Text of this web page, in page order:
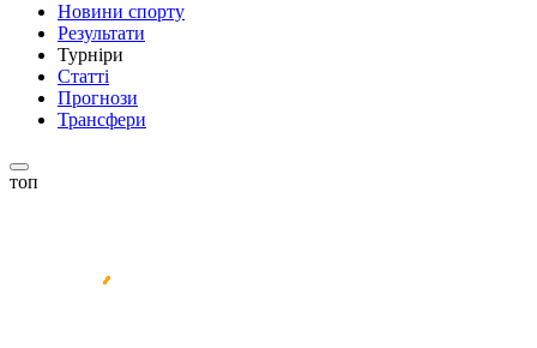
Новини спорту
Результати
Турніри
Статті
Прогнози
Трансфери
топ